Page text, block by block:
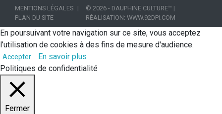
MENTIONS LÉGALES
PLAN DU SITE
© 2026 - DAUPHINE CULTURE™ |
RÉALISATION: WWW.92DPI.COM
En poursuivant votre navigation sur ce site, vous acceptez
l’utilisation de cookies à des fins de mesure d'audience.
Accepter
En savoir plus
Politiques de confidentialité
Fermer